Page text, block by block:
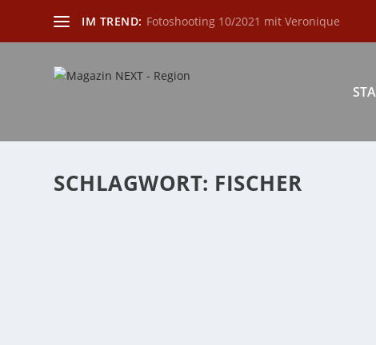
IM TREND: Fotoshooting 10/2021 mit Veronique
SCHLAGWORT: FISCHER